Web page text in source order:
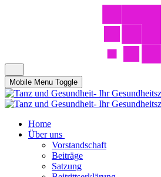
Mobile Menu Toggle
Home
Über uns
Vorstandschaft
Beiträge
Satzung